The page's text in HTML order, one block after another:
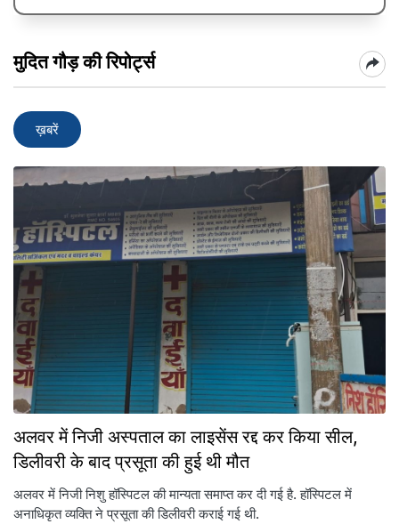
मुदित गौड़ की रिपोर्ट्स
ख़बरें
अलवर में न‍िजी अस्‍पताल का लाइसेंस रद्द कर किया सील,
ड‍िलीवरी के बाद प्रसूता की हुई थी मौत
अलवर में न‍िजी न‍िशु हॉस्‍प‍िटल की मान्‍यता समाप्‍त कर दी गई है. हॉस्पिटल में
अनाधिकृत व्यक्ति ने प्रसूता की डिलीवरी कराई गई थी.